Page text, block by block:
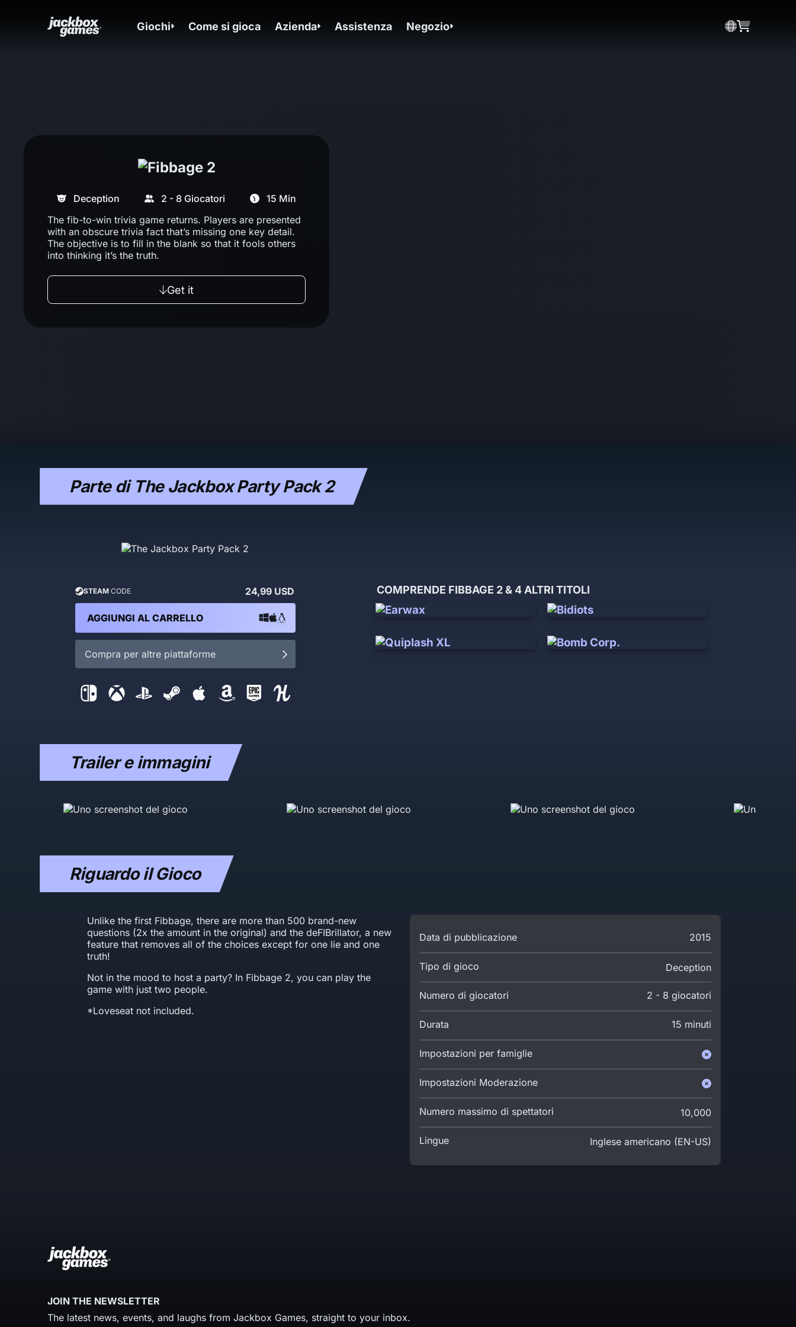
Giochi Come si gioca Azienda Assistenza Negozio
Deception 2 - 8 Giocatori
15 Min
The fib-to-win trivia game returns. Players are presented
with an obscure trivia fact that’s missing one key detail.
The objective is to fill in the blank so that it fools others
into thinking it’s the truth.
Get it
Parte di The Jackbox Party Pack 2
STEAM CODE 24,99 USD
AGGIUNGI AL CARRELLO
Compra per altre piattaforme
COMPRENDE FIBBAGE 2 & 4 ALTRI TITOLI
Trailer e immagini
Riguardo il Gioco
Unlike the first Fibbage, there are more than 500 brand-new
questions (2x the amount in the original) and the deFIBrillator, a new
feature that removes all of the choices except for one lie and one
truth!
Not in the mood to host a party? In Fibbage 2, you can play the
game with just two people.
*Loveseat not included.
Data di pubblicazione 2015
Tipo di gioco Deception
Numero di giocatori 2 - 8 giocatori
Durata 15 minuti
Impostazioni per famiglie
Impostazioni Moderazione
Numero massimo di spettatori 10,000
Lingue Inglese americano (EN-US)
JOIN THE NEWSLETTER
The latest news, events, and laughs from Jackbox Games, straight to your inbox.